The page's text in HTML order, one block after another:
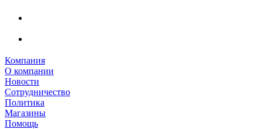
Компания
О компании
Новости
Сотрудничество
Политика
Магазины
Помощь